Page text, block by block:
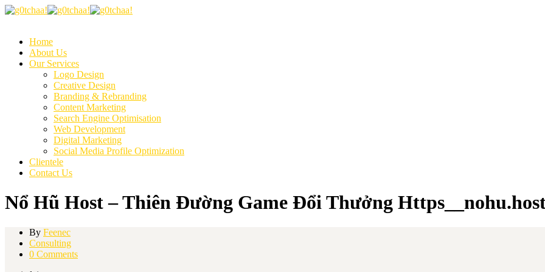
Home
About Us
Our Services
Logo Design
Creative Design
Branding & Rebranding
Content Marketing
Search Engine Optimisation
Web Development
Digital Marketing
Social Media Profile Optimization
Clientele
Contact Us
Nổ Hũ Host – Thiên Đường Game Đổi Thưởng
By Feenec
Consulting
0 Comments